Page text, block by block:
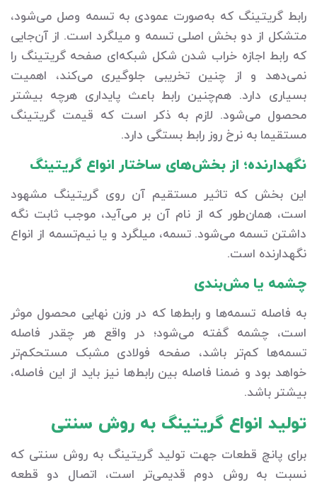
رابط گریتینگ که به‌صورت عمودی به تسمه وصل می‌شود،
متشکل از دو بخش اصلی تسمه و میلگرد است. از آن‌جایی
که رابط اجازه خراب شدن شکل شبکه‌ای صفحه گریتینگ را
نمی‌دهد و از چنین تخریبی جلوگیری می‌کند، اهمیت
بسیاری دارد. هم‌چنین رابط باعث پایداری هرچه بیشتر
محصول می‌شود. لازم به ذکر است که قیمت گریتینگ
مستقیما به نرخ روز رابط بستگی دارد.
نگهدارنده؛ از بخش‌های ساختار انواع گریتینگ
این بخش که تاثیر مستقیم آن روی گریتینگ مشهود
است، همان‌طور که از نام آن بر می‌آید، موجب ثابت نگه
داشتن تسمه می‌شود. تسمه، میلگرد و یا نیم‌تسمه از انواع
نگهدارنده است.
چشمه یا مش‌بندی
به فاصله تسمه‌ها و رابط‌ها که در وزن نهایی محصول موثر
است، چشمه گفته می‌شود؛ در واقع هر چقدر فاصله
تسمه‌ها کم‌تر باشد، صفحه فولادی مشبک مستحکم‌تر
خواهد بود و ضمنا فاصله بین رابط‌ها نیز باید از این فاصله،
بیشتر باشد.
تولید انواع گریتینگ به روش سنتی
برای پانچ قطعات جهت تولید گریتینگ به روش سنتی که
نسبت به روش دوم قدیمی‌تر است، اتصال دو قطعه